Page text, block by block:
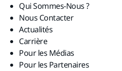
Qui Sommes-Nous ?
Nous Contacter
Actualités
Carrière
Pour les Médias
Pour les Partenaires